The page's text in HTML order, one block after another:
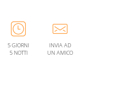
5 GIORNI
5 NOTTI
INVIA AD
UN AMICO